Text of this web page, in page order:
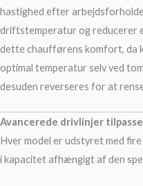
hastighed efter
driftstemperatur og reducerer
dette chaufførens komfort, da
optimal temperatur selv ved
desuden reverseres for at
Avancerede drivlinjer
Hver model er udstyret med
i kapacitet afhængigt af den